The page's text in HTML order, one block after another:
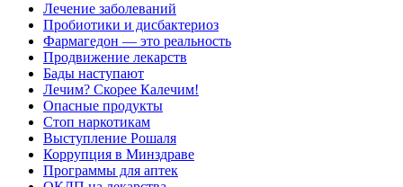
Лечение заболеваний
Пробиотики и дисбактериоз
Фармагедон — это реальность
Продвижение лекарств
Бады наступают
Лечим? Скорее Калечим!
Опасные продукты
Стоп наркотикам
Выступление Рошаля
Коррупция в Минздраве
Программы для аптек